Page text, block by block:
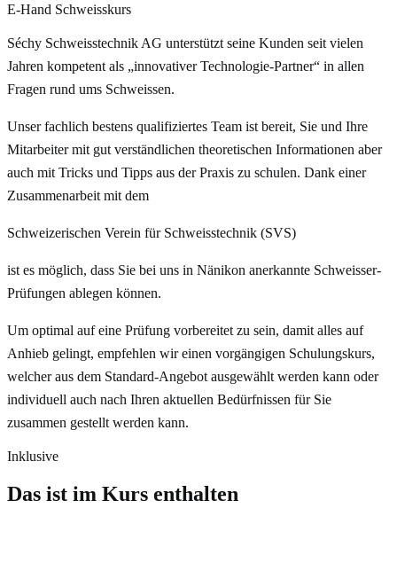
E-Hand Schweisskurs
Séchy Schweisstechnik AG unterstützt seine Kunden seit vielen
Jahren kompetent als „innovativer Technologie-Partner“ in allen
Fragen rund ums Schweissen.
Unser fachlich bestens qualifiziertes Team ist bereit, Sie und Ihre
Mitarbeiter mit gut verständlichen theoretischen Informationen aber
auch mit Tricks und Tipps aus der Praxis zu schulen. Dank einer
Zusammenarbeit mit dem
Schweizerischen Verein für Schweisstechnik (SVS)
ist es möglich, dass Sie bei uns in Nänikon anerkannte Schweisser-
Prüfungen ablegen können.
Um optimal auf eine Prüfung vorbereitet zu sein, damit alles auf
Anhieb gelingt, empfehlen wir einen vorgängigen Schulungskurs,
welcher aus dem Standard-Angebot ausgewählt werden kann oder
individuell auch nach Ihren aktuellen Bedürfnissen für Sie
zusammen gestellt werden kann.
Inklusive
Das ist im Kurs enthalten